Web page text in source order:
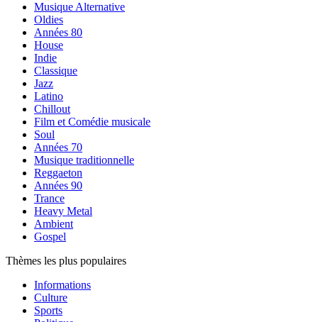
Musique Alternative
Oldies
Années 80
House
Indie
Classique
Jazz
Latino
Chillout
Film et Comédie musicale
Soul
Années 70
Musique traditionnelle
Reggaeton
Années 90
Trance
Heavy Metal
Ambient
Gospel
Thèmes les plus populaires
Informations
Culture
Sports